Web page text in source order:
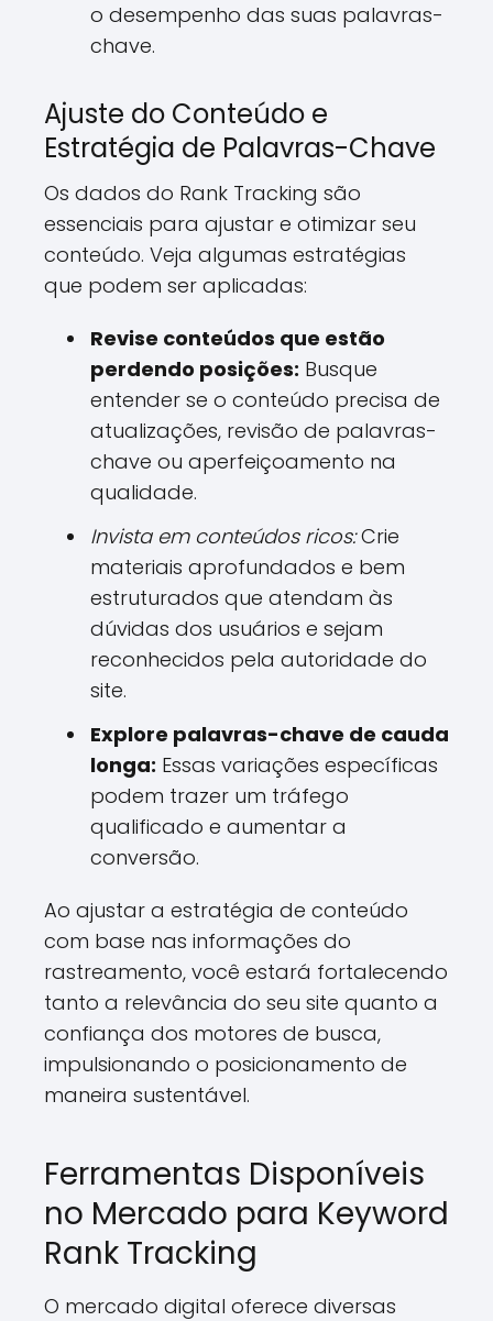
o desempenho das suas palavras-
chave.
Ajuste do Conteúdo e
Estratégia de Palavras-Chave
Os dados do Rank Tracking são
essenciais para ajustar e otimizar seu
conteúdo. Veja algumas estratégias
que podem ser aplicadas:
Revise conteúdos que estão
perdendo posições: Busque
entender se o conteúdo precisa de
atualizações, revisão de palavras-
chave ou aperfeiçoamento na
qualidade.
Invista em conteúdos ricos:Crie
materiais aprofundados e bem
estruturados que atendam às
dúvidas dos usuários e sejam
reconhecidos pela autoridade do
site.
Explore palavras-chave de cauda
longa: Essas variações específicas
podem trazer um tráfego
qualificado e aumentar a
conversão.
Ao ajustar a estratégia de conteúdo
com base nas informações do
rastreamento, você estará fortalecendo
tanto a relevância do seu site quanto a
confiança dos motores de busca,
impulsionando o posicionamento de
maneira sustentável.
Ferramentas Disponíveis
no Mercado para Keyword
Rank Tracking
O mercado digital oferece diversas